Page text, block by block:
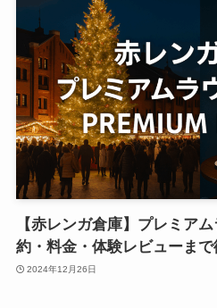
【赤レンガ倉庫】プレミア
約・料金・体験レビューま
2024年12月26日